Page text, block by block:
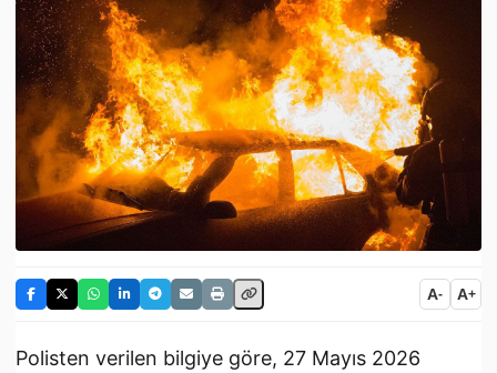
A- A+
Polisten verilen bilgiye göre, 27 Mayıs 2026